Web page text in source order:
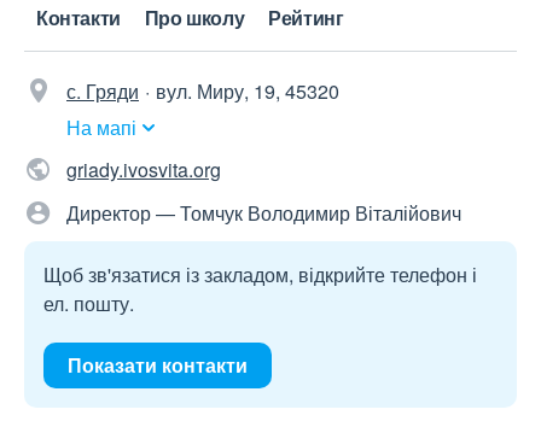
Контакти Про школу Рейтинг
с. Гряди
вул. Миру, 19, 45320
На мапі
griady.ivosvita.org
Директор — Томчук Володимир Віталійович
Щоб зв'язатися із закладом, відкрийте телефон і
ел. пошту.
Показати контакти